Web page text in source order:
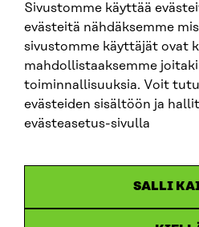
Sivustomme käyttää
evästeitä nähdäksemme
sivustomme käyttäjät ovat
mahdollistaaksemme
toiminnallisuuksia. Voit
evästeiden sisältöön ja
evästeasetus-sivulla
SALLI
SITRA PÅ SOCIALA MEDIER
LinkedIn
Instagram
YouTube